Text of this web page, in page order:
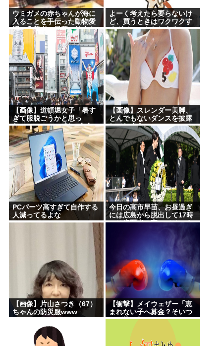
ウミガメの赤ちゃんが海に
入ることを手伝った動物愛
誤の偽善者、最悪の結末を
迎える
よーく考えたら要らないけ
ど、買うときはワクワクす
るガジェットおしえろ
【画像】道頓堀女子「暑す
ぎて服脱ごうかと思っ
た」･･････････ﾊﾟｼｬｯ！！
【画像】スレンダー美脚、
とんでもないダンスを披露
してしまうwww
PCパーツ高すぎて自作する
人減ってるよな
今日の高市早苗、お昼過ぎ
には広島から脱出して17時
には歯医者に寄ってそのま
【画像】片山さつき（67）
ちゃんの防災服www
【衝撃】メイウェザー「恵
まれない子へ募金？そいつ
らが俺に何かしてくれたの